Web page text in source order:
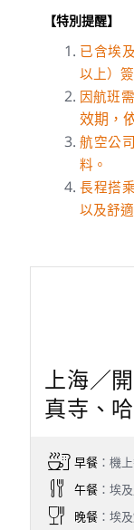
【特別提醒】
已含埃
以上）
因航班
效期，
航空公
料。
長程搭
以及舒
上海／
真寺、
早餐：機
午餐：埃
晚餐：埃